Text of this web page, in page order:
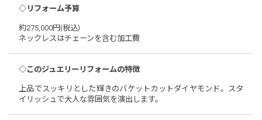
◇リフォーム予算
約275,000円(税込)
ネックレスはチェーンを含む加工費
◇このジュエリーリフォームの特徴
上品でスッキリとした輝きのバケットカットダイヤモンド。スタ
イリッシュで大人な雰囲気を演出します。